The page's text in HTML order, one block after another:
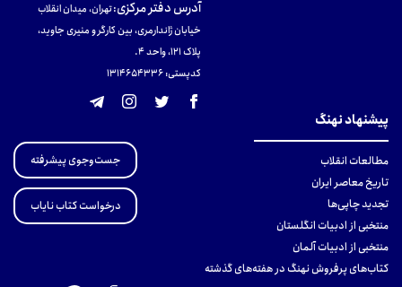
آدرس دفتر مرکزی:تهران، میدان انقلاب
خیابان ژاندارمری، بین کارگر و منیری جاوید،
پلاک 121، واحد ۴.
کدپستی: 131465433۶
پیشنهاد نهنگ
مطالعات انقلاب
تاریخ معاصر ایران
تجدید چاپی‌ها
منتخبی از ادبیات انگلستان
منتخبی از ادبیات آلمان
کتاب‌های پرفروش نهنگ در هفته‌های گذشته
جست‌وجوی پیشرفته
درخواست کتاب نایاب